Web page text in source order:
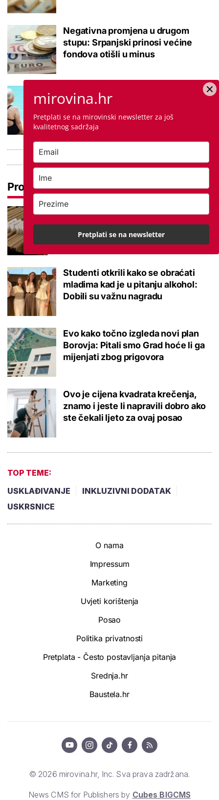
Negativna promjena u drugom
stupu: Srpanjski prinosi većine
fondova otišli u minus
Kupanje u ovom gradu i sutra
besplatno: Građani se mogu
ohladiti tijekom toplinskog vala
Pročitaj još
Promjena prakse za sve SC-ove,
kršili su zakon? Za jedan nam je
potvrđeno
Studenti otkrili kako se obraćati
mladima kad je u pitanju alkohol:
Dobili su važnu nagradu
Evo kako točno izgleda novi plan
Borovja: Pitali smo Grad hoće li ga
mijenjati zbog prigovora
Ovo je cijena kvadrata krečenja,
znamo i jeste li napravili dobro ako
ste čekali ljeto za ovaj posao
TOP TEME:
USKLAĐIVANJE
INKLUZIVNI DODATAK
USKRSNICE
O nama
Impressum
Marketing
Uvjeti korištenja
Posao
Politika privatnosti
Pretplata - Često postavljanja pitanja
Srednja.hr
Baustela.hr
© 2026 mirovina.hr, Inc. Sva prava zadržana.
News CMS for Publishers by Cubes BIGCMS
mirovina.hr
Pretplati se na mirovinski newsletter za još
kvalitetnog sadržaja
Pretplati se na newsletter